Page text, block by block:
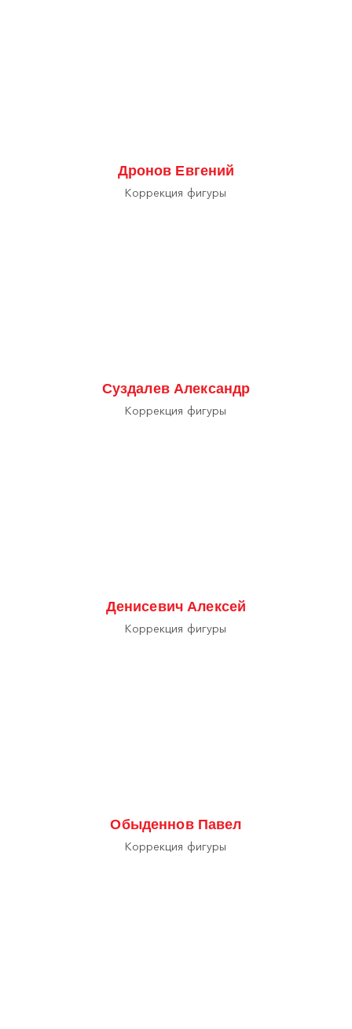
Дронов Евгений
Коррекция фигуры
Суздалев Александр
Коррекция фигуры
Денисевич Алексей
Коррекция фигуры
Обыденнов Павел
Коррекция фигуры